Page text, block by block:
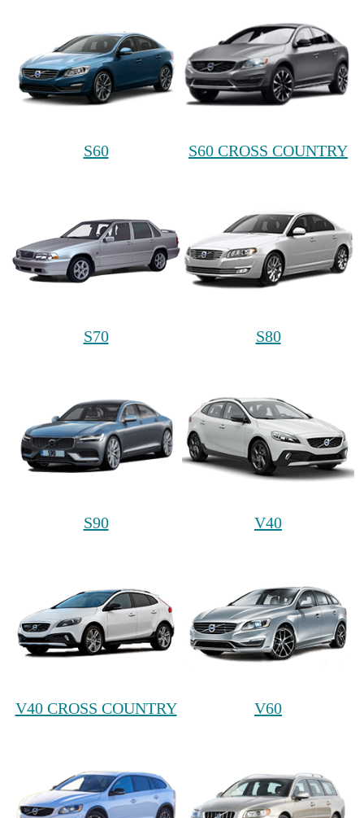
S60 S60 CROSS COUNTRY
S70 S80
S90 V40
V40 CROSS COUNTRY V60